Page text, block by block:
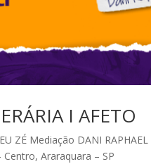
I AFETO
ZÉ Mediação DANI
Araraquara – SP